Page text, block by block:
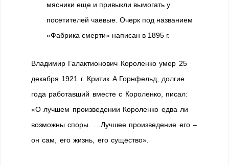
мясники еще и привыкли вымогать у
посетителей чаевые. Очерк под названием
«Фабрика смерти» написан в 1895 г.
Владимир Галактионович Короленко умер 25
декабря 1921 г. Критик А.Горнфельд, долгие
года работавший вместе с Короленко, писал:
«О лучшем произведении Короленко едва ли
возможны споры. …Лучшее произведение его –
он сам, его жизнь, его существо».